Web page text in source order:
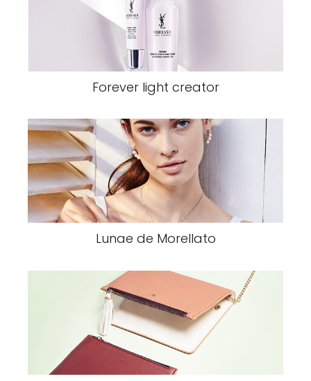
Forever light creator
Lunae de Morellato